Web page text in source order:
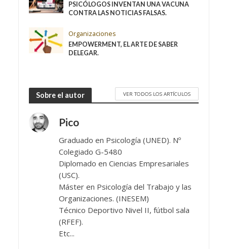
PSICÓLOGOS INVENTAN UNA VACUNA
CONTRA LAS NOTICIAS FALSAS.
Organizaciones
EMPOWERMENT, EL ARTE DE SABER
DELEGAR.
Sobre el autor VER TODOS LOS ARTÍCULOS
Pico
Graduado en Psicología (UNED). Nº
Colegiado G-5480
Diplomado en Ciencias Empresariales
(USC).
Máster en Psicología del Trabajo y las
Organizaciones. (INESEM)
Técnico Deportivo Nivel II, fútbol sala
(RFEF).
Etc...